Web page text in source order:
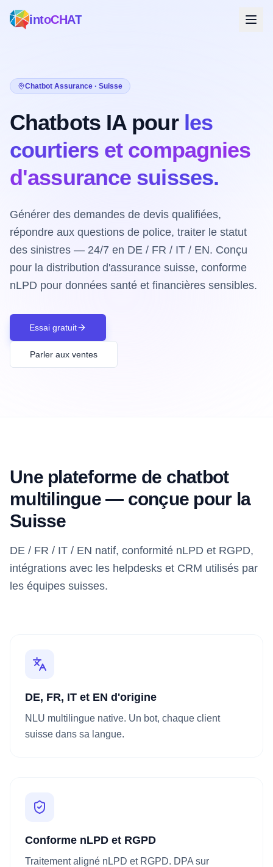
intoCHAT
Chatbot Assurance · Suisse
Chatbots IA pour les
courtiers et compagnies
d'assurance suisses.
Générer des demandes de devis qualifiées,
répondre aux questions de police, traiter le statut
des sinistres — 24/7 en DE / FR / IT / EN. Conçu
pour la distribution d'assurance suisse, conforme
nLPD pour données santé et financières sensibles.
Essai gratuit
Parler aux ventes
Une plateforme de chatbot
multilingue — conçue pour la
Suisse
DE / FR / IT / EN natif, conformité nLPD et RGPD,
intégrations avec les helpdesks et CRM utilisés par
les équipes suisses.
DE, FR, IT et EN d'origine
NLU multilingue native. Un bot, chaque client
suisse dans sa langue.
Conforme nLPD et RGPD
Traitement aligné nLPD et RGPD. DPA sur